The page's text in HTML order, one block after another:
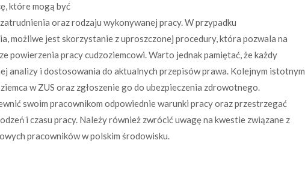
które mogą być
oraz rodzaju wykonywanej pracy. W przypadku
możliwe jest skorzystanie z uproszczonej procedury, która pozwala na
powierzenia pracy cudzoziemcowi. Warto jednak pamiętać, że każdy
analizy i dostosowania do aktualnych przepisów prawa. Kolejnym istotnym
w ZUS oraz zgłoszenie go do ubezpieczenia zdrowotnego.
swoim pracownikom odpowiednie warunki pracy oraz przestrzegać
i czasu pracy. Należy również zwrócić uwagę na kwestie związane z
pracowników w polskim środowisku.